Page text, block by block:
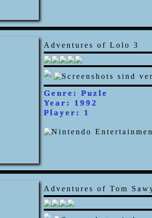
Adventures of Lolo 3
Genre: Puzle
Year: 1992
Player: 1
Adventures of Tom